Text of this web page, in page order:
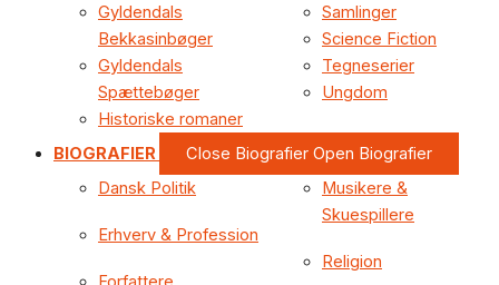
Gyldendals
Bekkasinbøger
Gyldendals
Spættebøger
Historiske romaner
Samlinger
Science Fiction
Tegneserier
Ungdom
BIOGRAFIER Close Biografier Open Biografier
Dansk Politik
Erhverv & Profession
Musikere &
Skuespillere
Religion